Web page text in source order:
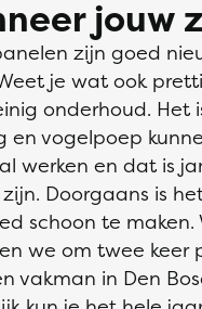
jouw
zijn goed
je wat ook
onderhoud. Het
en vogelpoep
werken en dat is
Doorgaans is
schoon te maken.
we om twee keer
vakman in Den